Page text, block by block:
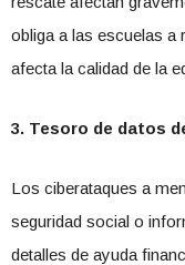
obliga a las escuelas a
afecta la calidad de la
3. Tesoro de datos
Los ciberataques a
seguridad social o
detalles de ayuda